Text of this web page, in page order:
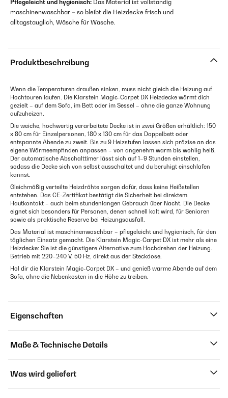
Pflegeleicht und hygienisch: Das Material ist vollständig
maschinenwaschbar – so bleibt die Heizdecke frisch und
alltagstauglich, Wäsche für Wäsche.
Produktbeschreibung
Wenn die Temperaturen draußen sinken, muss nicht gleich die Heizung auf
Hochtouren laufen. Die Klarstein Magic-Carpet DX Heizdecke wärmt dich
gezielt – auf dem Sofa, im Bett oder im Sessel – ohne die ganze Wohnung
aufzuheizen.
Die weiche, hochwertig verarbeitete Decke ist in zwei Größen erhältlich: 150
x 80 cm für Einzelpersonen, 180 x 130 cm für das Doppelbett oder
entspannte Abende zu zweit. Bis zu 9 Heizstufen lassen sich präzise an das
eigene Wärmeempfinden anpassen – von angenehm warm bis wohlig heiß.
Der automatische Abschalttimer lässt sich auf 1–9 Stunden einstellen,
sodass die Decke sich von selbst ausschaltet und du beruhigt einschlafen
kannst.
Gleichmäßig verteilte Heizdrähte sorgen dafür, dass keine Heißstellen
entstehen. Das CE-Zertifikat bestätigt die Sicherheit bei direktem
Hautkontakt – auch beim stundenlangen Gebrauch über Nacht. Die Decke
eignet sich besonders für Personen, denen schnell kalt wird, für Senioren
sowie als praktische Reserve bei Heizungsausfall.
Das Material ist maschinenwaschbar – pflegeleicht und hygienisch, für den
täglichen Einsatz gemacht. Die Klarstein Magic-Carpet DX ist mehr als eine
Heizdecke: Sie ist die günstigere Alternative zum Hochdrehen der Heizung.
Betrieb mit 220–240 V, 50 Hz, direkt aus der Steckdose.
Hol dir die Klarstein Magic-Carpet DX – und genieß warme Abende auf dem
Sofa, ohne die Nebenkosten in die Höhe zu treiben.
Eigenschaften
Maße & Technische Details
Was wird geliefert